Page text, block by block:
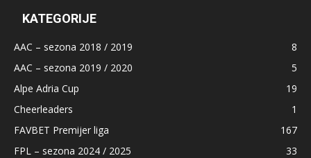
KATEGORIJE
AAC – sezona 2018 / 2019
8
AAC – sezona 2019 / 2020
5
Alpe Adria Cup
19
Cheerleaders
1
FAVBET Premijer liga
167
FPL – sezona 2024 / 2025
33